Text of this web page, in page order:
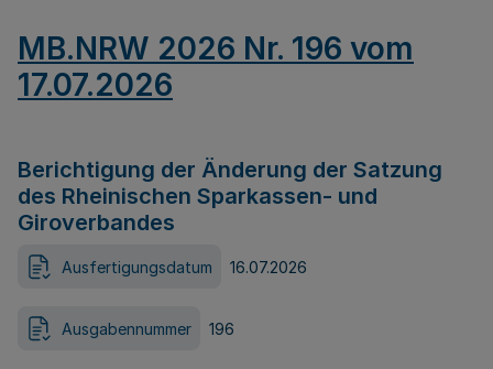
MB.NRW 2026 Nr. 196 vom
17.07.2026
Berichtigung der Änderung der Satzung
des Rheinischen Sparkassen- und
Giroverbandes
Ausfertigungsdatum 16.07.2026
Ausgabennummer 196